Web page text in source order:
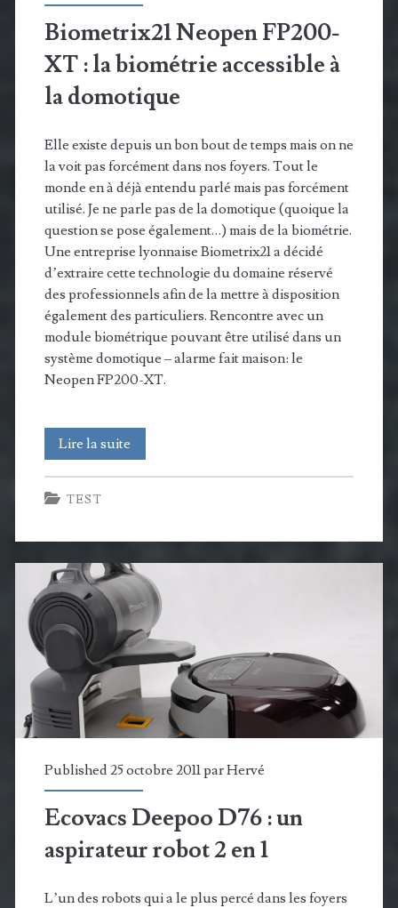
Biometrix21 Neopen FP200-
XT : la biométrie accessible à
la domotique
Elle existe depuis un bon bout de temps mais on ne
la voit pas forcément dans nos foyers. Tout le
monde en à déjà entendu parlé mais pas forcément
utilisé. Je ne parle pas de la domotique (quoique la
question se pose également…) mais de la biométrie.
Une entreprise lyonnaise Biometrix21 a décidé
d’extraire cette technologie du domaine réservé
des professionnels afin de la mettre à disposition
également des particuliers. Rencontre avec un
module biométrique pouvant être utilisé dans un
système domotique – alarme fait maison: le
Neopen FP200-XT.
Lire la suite
Neopen
XT
:
la
biométrie
accessible
la
domotique
TEST
Published 25 octobre 2011 parHervé
Ecovacs Deepoo D76 : un
aspirateur robot 2 en 1
L’un des robots qui a le plus percé dans les foyers